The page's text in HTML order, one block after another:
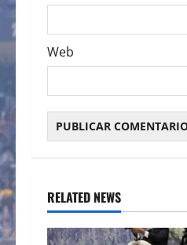
Web
RELATED NEWS